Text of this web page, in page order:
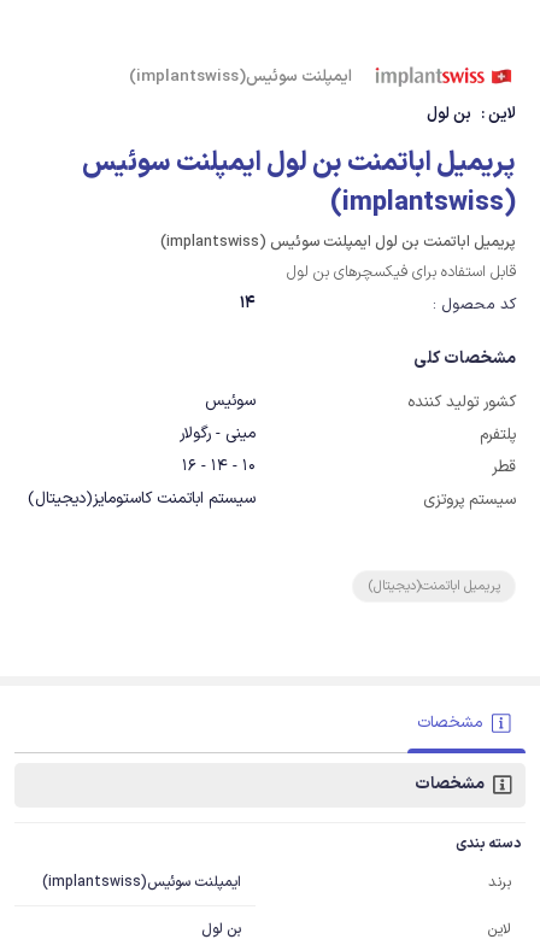
ایمپلنت سوئیس(implantswiss)
لاین : بن لول
پریمیل اباتمنت بن لول ایمپلنت سوئیس
(implantswiss)
پریمیل اباتمنت بن لول ایمپلنت سوئیس (implantswiss)
قابل استفاده برای فیکسچرهای بن لول
کد محصول :
14
مشخصات کلی
کشور تولید کننده
سوئیس
پلتفرم
مینی - رگولار
قطر
10 - 14 - 16
سیستم پروتزی
سیستم اباتمنت کاستومایز(دیجیتال)
پریمیل اباتمنت(دیجیتال)
مشخصات
مشخصات
دسته بندی
برند
ایمپلنت سوئیس(implantswiss)
لاین بن لول